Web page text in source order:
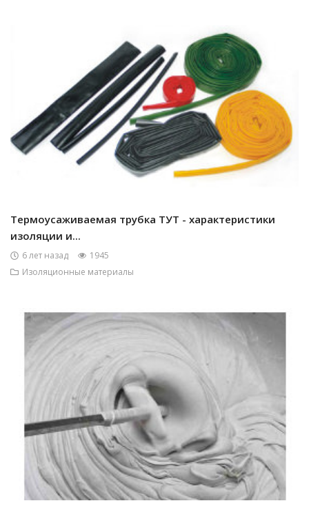
Термоусаживаемая трубка ТУТ - характеристики
изоляции и...
6 лет назад
1945
Изоляционные материалы